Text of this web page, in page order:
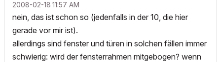
‎2008-02-18 11:57 AM
nein, das ist schon so (jedenfalls in der 10, die hier
gerade vor mir ist).
allerdings sind fenster und türen in solchen fällen immer
schwierig: wird der fensterrahmen mitgebogen? wenn